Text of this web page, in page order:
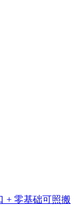
+ 零基础可照搬